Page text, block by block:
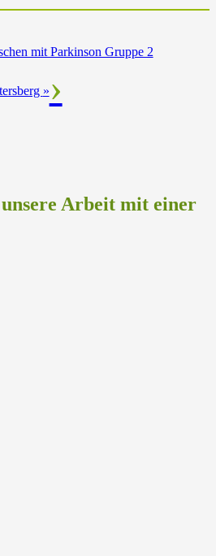
mit Parkinson Gruppe 2
»
Arbeit mit einer